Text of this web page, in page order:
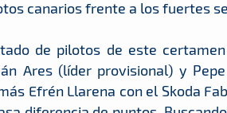
canarios frente a los fuertes
de pilotos de este
Ares (líder provisional) y
Efrén Llarena con el Skoda